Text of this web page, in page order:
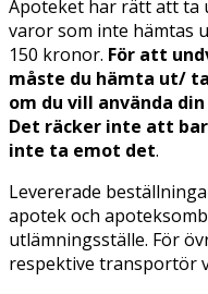
Apoteket har rätt att ta
varor som inte hämtas
150 kronor. För att
måste du hämta ut/
om du vill använda
Det räcker inte att
inte ta emot det.
Levererade
apotek och
utlämningsställe. För
respektive transportör